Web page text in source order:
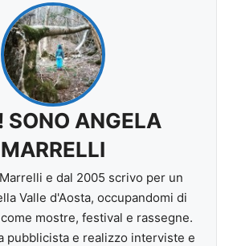
SONO ANGELA
MARRELLI
e dal 2005 scrivo per un
Valle d'Aosta, occupandomi di
mostre, festival e rassegne.
pubblicista e realizzo interviste e